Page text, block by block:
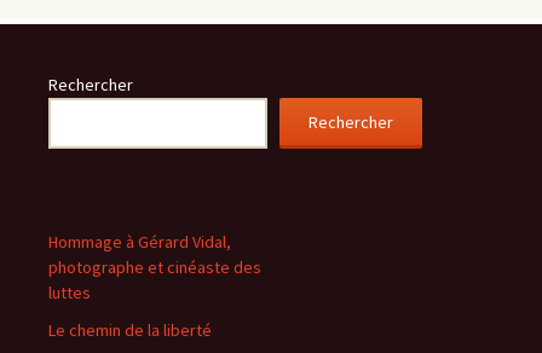
Rechercher
Rechercher
Hommage à Gérard Vidal,
photographe et cinéaste des
luttes
Le chemin de la liberté